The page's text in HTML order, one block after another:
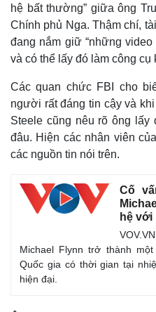
Bất động sản
Khởi nghiệp
hệ bất thường” giữa ông
Chính phủ Nga. Thậm chí,
đang nắm giữ “những
và có thể lấy đó làm công cụ
Các quan chức FBI cho
người rất đáng tin cậy và
Steele cũng nêu rõ ông
đâu. Hiện các nhân viên
các nguồn tin nói trên.
Cố
hệ với
Michael Flynn trở thành
Quốc gia có thời gian tại
hiện đại.